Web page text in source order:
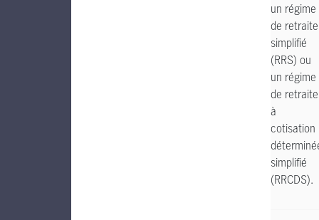
un régime
de retraite
simplifié
(RRS) ou
un régime
de retraite
à
cotisation
simplifié
(RRCDS).